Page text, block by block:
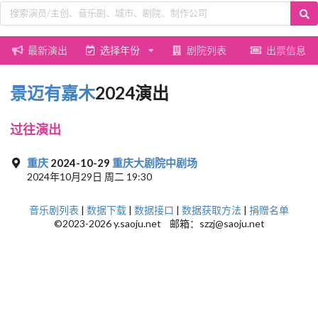
最新演出 选择年份 剧院列表 出票信息
景迈有嘉木2024演出
过往演出
重庆 2024-10-29重庆大剧院中剧场
2024年10月29日 周二 19:30
音乐剧列表 | 数据下载 | 数据接口 | 数据获取方法 | 捐赠名单
©2023-2026 y.saoju.net 邮箱：szzj@saoju.net